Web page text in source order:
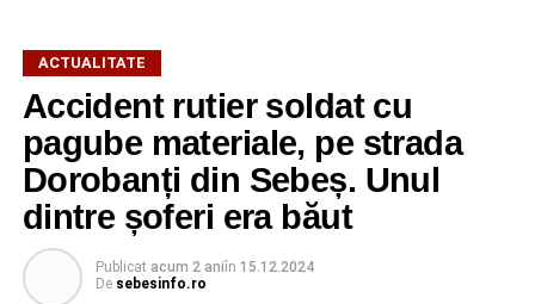
ACTUALITATE
Accident rutier soldat cu
pagube materiale, pe strada
Dorobanți din Sebeș. Unul
dintre șoferi era băut
Publicat acum 2 aniîn 15.12.2024
De sebesinfo.ro